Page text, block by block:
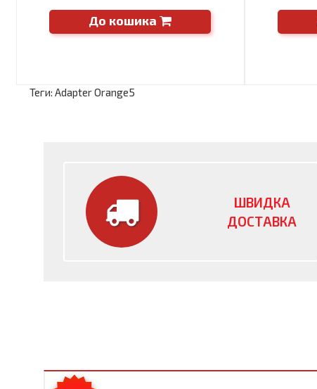
До кошика
Теги: Adapter Orange5
ШВИДКА
ДОСТАВКА